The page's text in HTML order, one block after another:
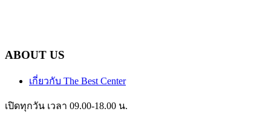
ABOUT US
เกี่ยวกับ The Best Center
เปิดทุกวัน เวลา 09.00-18.00 น.